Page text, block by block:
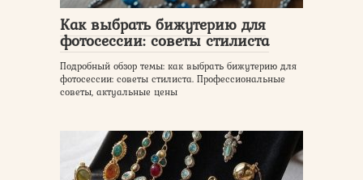
Как выбрать бижутерию для
фотосессии: советы стилиста
Подробный обзор темы: как выбрать бижутерию для
фотосессии: советы стилиста. Профессиональные
советы, актуальные цены